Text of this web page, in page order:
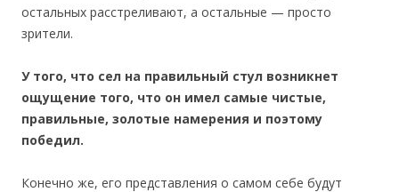
остальных расстреливают, а остальные — просто
зрители.
У того, что сел на правильный стул возникнет
ощущение того, что он имел самые чистые,
правильные, золотые намерения и поэтому
победил.
Конечно же, его представления о самом себе будут